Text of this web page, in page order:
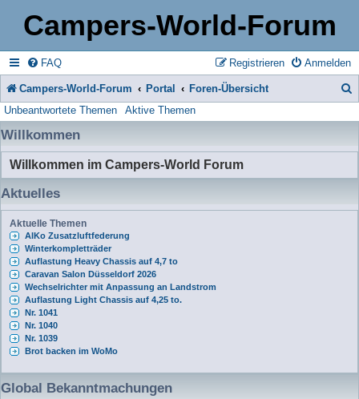
Campers-World-Forum
FAQ Anmelden
Registrieren
Campers-World-Forum Portal Foren-Übersicht
e
Unbeantwortete Themen Aktive Themen
Willkommen
Willkommen im Campers-World Forum
Aktuelles
Aktuelle Themen
AlKo Zusatzluftfederung
Winterkompletträder
Auflastung Heavy Chassis auf 4,7 to
Caravan Salon Düsseldorf 2026
Wechselrichter mit Anpassung an Landstrom
Auflastung Light Chassis auf 4,25 to.
Nr. 1041
Nr. 1040
Nr. 1039
Brot backen im WoMo
Global Bekanntmachungen